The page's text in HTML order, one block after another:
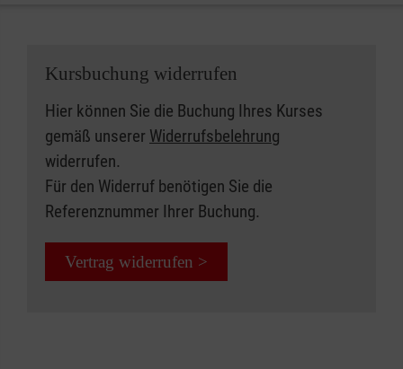
Kursbuchung widerrufen
Hier können Sie die Buchung Ihres Kurses
gemäß unserer Widerrufsbelehrung
widerrufen.
Für den Widerruf benötigen Sie die
Referenznummer Ihrer Buchung.
Vertrag widerrufen >